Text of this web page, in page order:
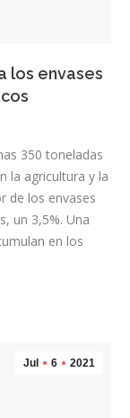
los envases
350 toneladas
la agricultura y la
de los envases
un 3,5%. Una
en los
Jul 6 2021